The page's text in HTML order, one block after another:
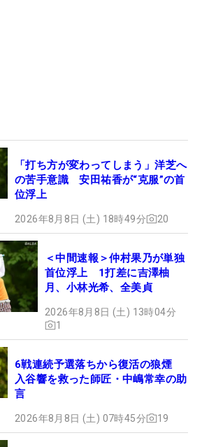
「打ち方が変わってしまう」洋芝へ
の苦手意識 安田祐香が“克服”の首
位浮上
2026年8月8日 (土) 18時49分 20
＜中間速報＞仲村果乃が単独
首位浮上 1打差に吉澤柚
月、小林光希、全美貞
2026年8月8日 (土) 13時04分
1
6戦連続予選落ちから復活の狼煙
入谷響を救った師匠・中嶋常幸の助
言
2026年8月8日 (土) 07時45分 19